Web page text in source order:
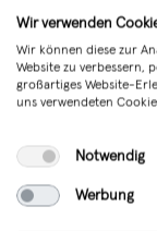
Wir verwenden
Wir können diese zur
Website zu verbessern,
großartiges Website-
uns verwendeten
Notwendig
Werbung